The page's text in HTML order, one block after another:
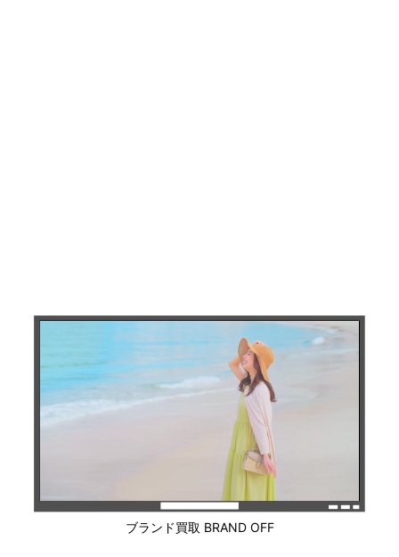
ブランド買取 BRAND OFF